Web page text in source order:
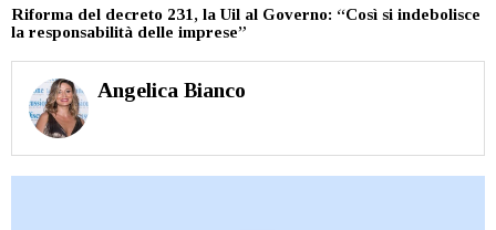
Riforma del decreto 231, la Uil al Governo: “Così si indebolisce
la responsabilità delle imprese”
Angelica Bianco